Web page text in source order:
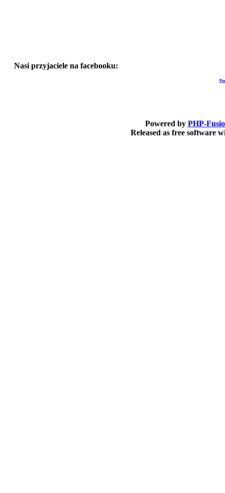
Nasi przyjaciele na facebooku:
Powered by PHP-
Released as free software